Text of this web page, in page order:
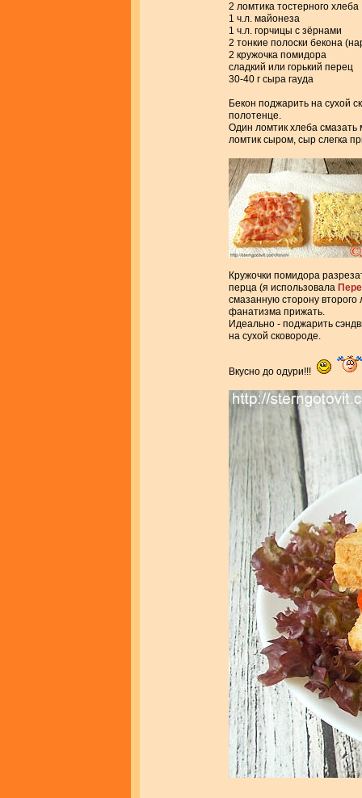
2 ломтика тостерного хлеба
1 ч.л. майонеза
1 ч.л. горчицы с зёрнами
2 тонкие полоски бекона
2 кружочка помидора
сладкий или горький перец
30-40 г сыра гауда
Бекон поджарить на сухой
полотенце.
Один ломтик хлеба
ломтик сыром, сыр слегка
Кружочки помидора
перца (я использовала
смазанную сторону
фанатизма прижать.
Идеально - поджарить
на сухой сковороде.
Вкусно до одури!!!